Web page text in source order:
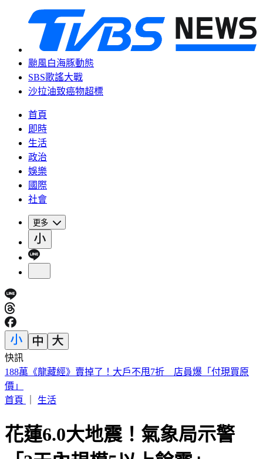
颱風白海豚動態
SBS歌謠大戰
沙拉油致癌物超標
首頁
即時
生活
政治
娛樂
國際
社會
更多
快訊
美股開盤／聯準會升息疑慮意外減緩！標普、那指「雙開高」
首頁
花蓮6.0大地震！氣象局示警
「2天內規模5以上餘震」